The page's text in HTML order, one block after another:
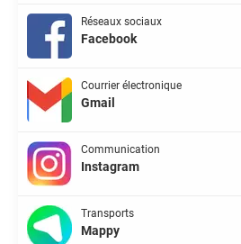
Réseaux sociaux
Facebook
Courrier électronique
Gmail
Communication
Instagram
Transports
Mappy